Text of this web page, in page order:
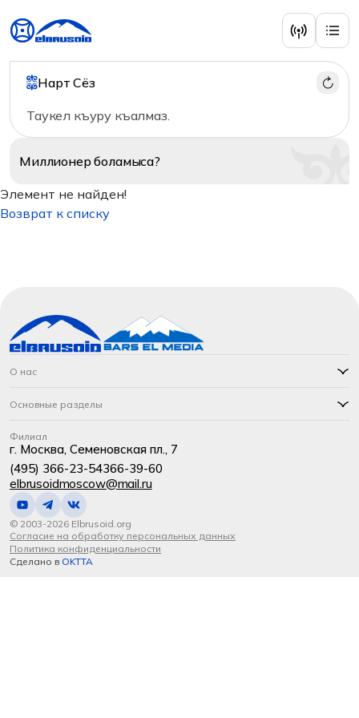
Нарт Сёз
Таукел къуру къалмаз.
Миллионерболамыса?
Элемент не найден!
Возврат к списку
О нас
Основные разделы
Филиал
г. Москва, Семеновская пл., 7
(495) 366-23-54366-39-60
elbrusoidmoscow@mail.ru
© 2003-2026 Elbrusoid.org
Согласие на обработку персональных данных
Политика конфиденциальности
Сделано в OKTTA